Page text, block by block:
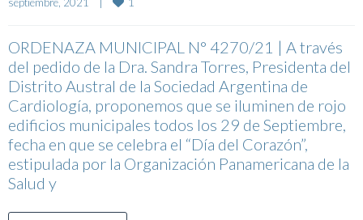
ORDENAZA MUNICIPAL N° 4270/21 | A través
del pedido de la Dra. Sandra Torres, Presidenta del
Distrito Austral de la Sociedad Argentina de
Cardiología, proponemos que se iluminen de rojo
edificios municipales todos los 29 de Septiembre,
fecha en que se celebra el “Día del Corazón”,
estipulada por la Organización Panamericana de la
Salud y